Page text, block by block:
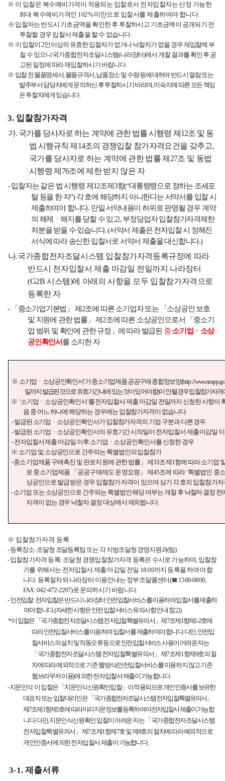
※ 이 입찰은 복수예비가격이 적용되는 입찰로서 전자입찰자는 산정 가능한
최대 복수예비가격인 102%미만으로 입찰서를 제출하여야 합니다.
※ 입찰자는 반드시 기초금액을 확인한 후 투찰하시고 기초금액이 공개되기 전
투찰할 경우 입찰서 제출을 할 수 없습니다.
※ 이 입찰이 2인 이상의 유효한 입찰자가 없거나 낙찰자가 없을 경우 재입찰에 부
칠 수 있으니 국가종합전자조달시스템(나라장터)에서 개찰 결과를 확인 후 공
고된 일정에 따라 재입찰하시기 바랍니다.
※ 입찰 전 물품명세서,물품규격서,납품장소 및 수량 등에 대하여 반드시 열람 또는
발주부서 담당자에게 문의하신 후 투찰하시기 바라며,미숙지에 따른 모든 책임
은 투찰자에게 있습니다.
3. 입찰참가자격
가. 국가를 당사자로 하는 계약에 관한 법률 시행령 제 12조 및 동
법 시행규칙 제 14조의 경쟁입찰 참가자격요건을 갖추고,
국가를 당사자로 하는 계약에 관한 법률 제 27조 및 동법
시행령 제 76조에 제한 받지 않은 자
-입찰자는 같은 법 시행령 제 12조제 3항(“대통령령으로 정하는 조세포
탈 등을 한 자”) 각 호에 해당하지 아니한다는 서약서를 입찰 시
제출하여야 합니다. 만일 서약내용이 허위로 판명될 경우 계약
의 해제ㆍ해지를 당할 수 있고,부정당업자 입찰참가자격제한
처분을 받을 수 있습니다. (서약서 제출은 전자입찰 시 정해진
서식에 따라 송신한 입찰서로 서약서 제출을 대신합니다.)
나.국가종합전자조달시스템 입찰참가자격등록규정에 따라
반드시 전자입찰서 제출 마감일 전일까지 나라장터
(G2B 시스템)에 아래의 사항을 모두 입찰참가자격으로
등록한 자
- 「 중소기업기본법 」 제 2조에 따른 소기업자 또는 「 소상공인 보호
및 지원에 관한 법률」제 2조에 따른 소상공인으로서 「 중소기
업 범위 및 확인에 관한 규정 」 에 따라 발급된 중·소기업ㆍ소상
공인확인서를 소지한 자
※ 소기업ㆍ소상공인확인서’가 중소기업제품 공공구매 종합정보망(http://
일까지 발급된 것으로 유효기간 내에 있는 것이 있어야 함)이 안 될 경우 입찰참가자격
※ ‘소기업ㆍ소상공인확인서 ’를 전자입찰서 제출 마감일 전일까지 신청한 사항이
음 중 어느 하나에 해당하는 경우에는 입찰참가자격이 없습니다.
-발급된 소기업ㆍ소상공인확인서가 입찰참가자격의 기업 구분과 다른 경우
-발급된 소기업ㆍ소상공인확인서의 유효기간 시작일이 전자입찰서 제출 마감일
-전자입찰서 제출 마감일 이후 소기업ㆍ소상공인확인서를 신청한 경우
※ 소기업 및 소상공인으로 간주되는 특별법인의 입찰참가
-중소기업제품 구매촉진 및 판로지원에 관한 법률 」제33조제 1항에 따라 소기업
로 중소기업제품
「 공공구매제도 운영요령 」 제 45조에 따라‘특별법인 중
상공인으로 발급받은 경우 입찰참가 자격이 있으며 상기 각 호의 입찰참가
-소기업 또는 소상공인으로 간주되는 특별법인 해당 여부는 개찰 후 낙찰자 결정
자격이 없는 경우 낙찰자 결정 대상에서 제외됩니다.
※ 입찰참가자격 등록
-등록장소: 조달청 조달등록팀 또는 각 지방조달청 경영지원과(팀)
-입찰참가자격 등록: 조달청 경쟁입찰참가자격 등록은 수시로 가능하며, 입찰참
가를 위해서는 전자입찰서 제출 마감일 전일 18:00까지 등록을 하여야 합
니다. 등록절차와 나라장터 이용안내는 정부조달콜센터 (☎ 1588-0800,
FAX: 042-472-2297)로 문의하시기 바랍니다.
-안전입찰:전자입찰은 반드시 나라장터 안전입찰서비스를 이용하여 입찰서를 제출하
여야 합니다. (자세한 사항은 안전 입찰서비스 유의사항 안내 참고)
*이 입찰은 「 국가종합전자조달시스템 전자입찰특별유의서 」제 7조제 1항제 1-2호에
따라 안전입찰서비스를 이용하여 입찰서를 제출하여야 합니다.다만,안전입
찰서비스의 설치 및 작동오류 등으로 안전입찰서비스 사용이 어려운자는
「 국가종합전자조달시스템 전자입찰특별유의서 」 제7조제 1항제 9호의 절
차에 따라 예외적으로 기존 웹방식(안전입찰서비스를 이용하지 않고 기존
웹브라우저 이용)에 의한 전자입찰서 제출이 가능합니다.
-지문인식:이 입찰은 「 지문인식신원확인입찰」 이 적용되므로 개인인증서를 보유한
대표자 또는 입찰대리인은 「 국가종합전자조달시스템 전자입찰특별유의서 」
제7조제 1항제 5호에 따라 미리 지문정보를 등록하여야 전자입찰서 제출이 가능합
니다.다만,지문인식신원확인 입찰이 어려운 자는 「 국가종합전자조달시스템
전자입찰특별유의서 」 제7조제 1항제 7호 및 제 8호의 절차에 따라 예외적으로
개인인증서에 의한 전자입찰서 제출이 가능합니다.
3-1. 제출서류